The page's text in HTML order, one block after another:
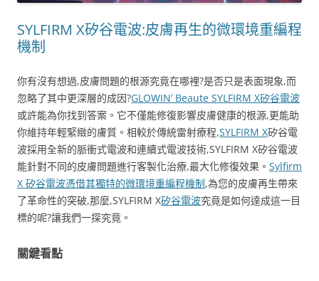
SYLFIRM X矽谷電波:皮膚再生的微環境重編程
機制
你有沒有想過,皮膚問題的根源究竟在哪裡?是否只是表面現象,而
忽略了其中更深層的成因?GLOWIN’ Beaute SYLFIRM X矽谷電波
或許能為你找到答案。它不僅能修復影響皮膚健康的根源,更能助
你維持年輕緊緻的膚質。相較於傳統雷射療程,SYLFIRM X矽谷電
波採用全新的脈衝式電波和連續式電波技術,SYLFIRM X矽谷電波
能針對不同的皮膚問題進行客製化治療,最大化修復效果。 Sylfirm
X 矽谷電波憑借其獨特的微環境重編程機制,為您的皮膚再生帶來
了革命性的突破,那麼,SYLFIRM X矽谷電波究竟是如何達成這一目
標的呢?讓我們一探究竟。
關鍵看點